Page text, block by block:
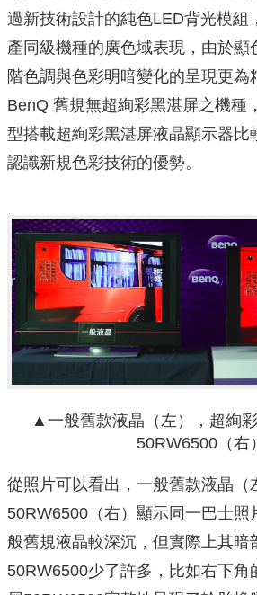
過新技術設計的純色LED背光模組
產同級機種的廣色域表現，由於顯
階色調與色彩明暗變化的呈現更為
BenQ 舊規無超絢彩黑湛屏之機種
型搭載超絢彩黑湛屏液晶顯示器比
認識新規色彩技術的優勢。
▲一般舊款液晶（左），超絢
50RW6500（右）
從照片可以看出，一般舊款液晶（
50RW6500（右）顯示同一巴士照
般舊規液晶較深沉，但實際上其暗
50RW6500少了許多，比如右下角